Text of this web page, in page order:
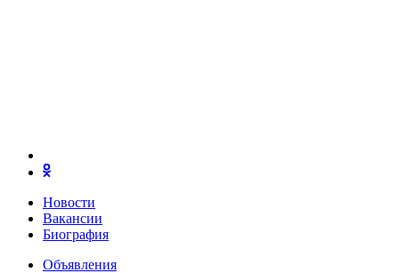
Новости
Вакансии
Биография
Объявления